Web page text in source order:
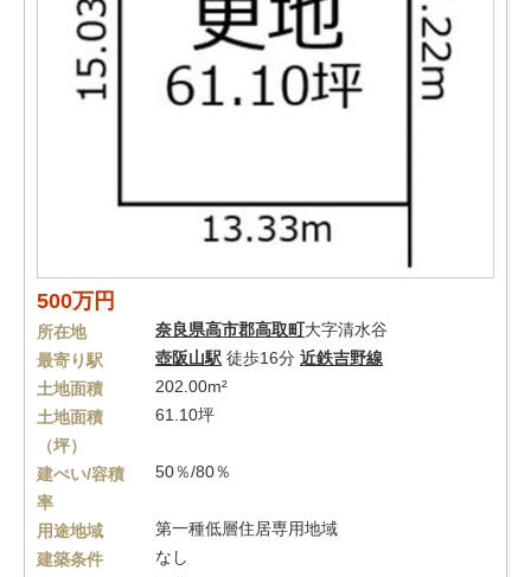
500万円
所在地 奈良県高市郡高取町大字清水谷
最寄り駅
壺阪山駅 徒歩16分 近鉄吉野線
土地面積
202.00m²
土地面積
（坪）
61.10坪
建ぺい/容積
率
50％/80％
用途地域
第一種低層住居専用地域
建築条件
なし